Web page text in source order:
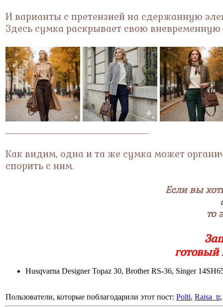
И варианты с претензией на сдержанную
Здесь сумка раскрывает свою вневременную
_________________________________________
Как видим, одна и та же сумка может
спорить с ним.
Если вы
то
Husqvarna Designer Topaz 30, Brother RS-36, Singer
Пользователи, которые поблагодарили этот пост: Polti, Raisa_tr